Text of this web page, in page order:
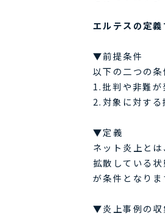
エルテスの定
▼前提条件
以下の二つの
1.批判や非難が
2.対象に対す
▼定義
ネット炎上と
拡散している
が条件となりま
▼炎上事例の収